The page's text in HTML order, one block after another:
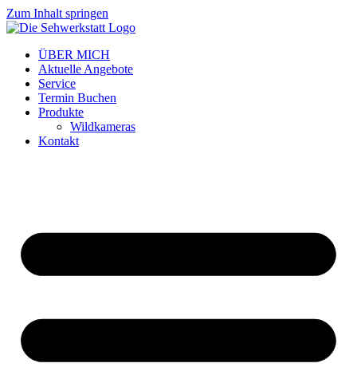
Zum Inhalt springen
ÜBER MICH
Aktuelle Angebote
Service
Termin Buchen
Produkte
Wildkameras
Kontakt